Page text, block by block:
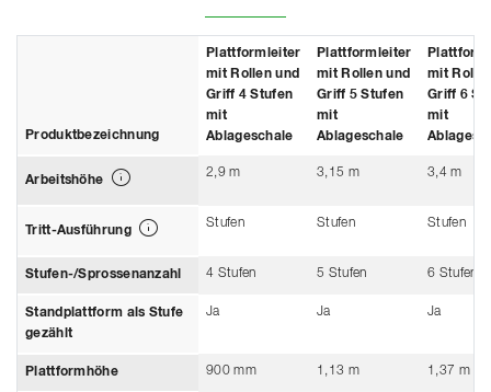
Produktbezeichnung
Plattformleiter
mit Rollen und
Griff 4 Stufen
mit
Ablageschale
Plattformleiter
mit Rollen und
Griff 5 Stufen
mit
Ablageschale
mit
Griff 6
mit
Arbeitshöhe
2,9 m 3,15 m 3,4 m
Tritt-Ausführung
Stufen Stufen Stufen
Stufen-/Sprossenanzahl 4 Stufen 5 Stufen 6 Stufen
Standplattform als Stufe
gezählt
Ja Ja Ja
Plattformhöhe 900 mm 1,13 m 1,37 m